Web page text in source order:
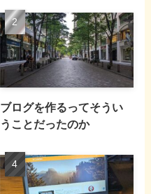
ブログを作るってそうい
うことだったのか